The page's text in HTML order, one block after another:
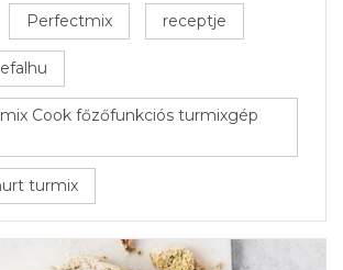
Perfectmix receptje
Cook főzőfunkciós turmixgép
turmix